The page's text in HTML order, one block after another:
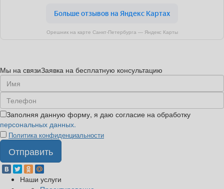
Орешник на карте Санкт‑Петербурга — Яндекс Карты
Мы на связиЗаявка на бесплатную консультацию
Заполняя данную форму, я даю согласие на обработку
персональных данных.
Политика конфиденциальности
Наши услуги